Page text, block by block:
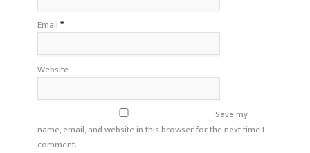
Email*
Website
Save my
name, email, and website in this browser for the next time I
comment.